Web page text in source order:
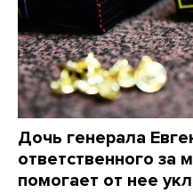
Дочь генерала
ответственного за
помогает от нее